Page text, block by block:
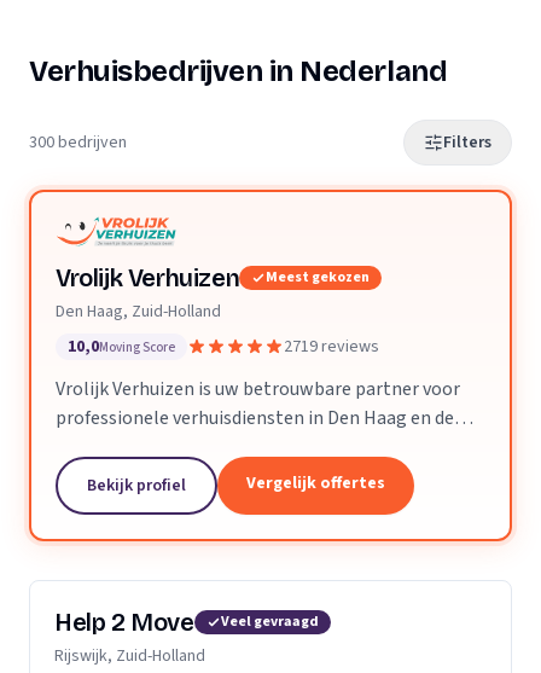
Verhuisbedrijven in Nederland
300 bedrijven Filters
Vrolijk Verhuizen Meest gekozen
Den Haag, Zuid-Holland
10,0Moving Score 2719 reviews
Vrolijk Verhuizen is uw betrouwbare partner voor
professionele verhuisdiensten in Den Haag en de
ervaring en een toegewijd team zorgen wij ervoor
dat uw verhuizing soepel en zorgeloos verloopt.
Bekijk profiel Vergelijk offertes
Help 2 Move Veel gevraagd
Rijswijk, Zuid-Holland